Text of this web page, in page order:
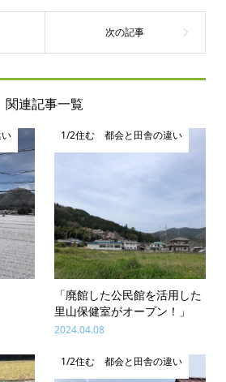
関連記事一覧
1/2住む 都会と田舎の違い
「廃館した公民館を活用した
里山保健室がオープン！」
2024.04.08
1/2住む 都会と田舎の違い